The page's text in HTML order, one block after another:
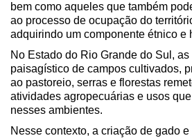
bem como aqueles que também
ao processo de ocupação do
adquirindo um componente étnico e
No Estado do Rio Grande do Sul,
paisagístico de campos cultivados,
ao pastoreio, serras e florestas
atividades agropecuárias e usos
nesses ambientes.
Nesse contexto, a criação de gado